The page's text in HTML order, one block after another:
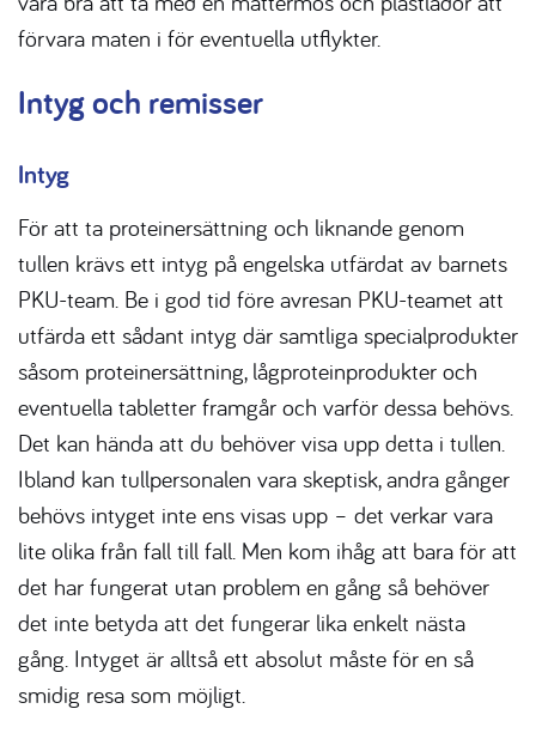
förvara maten i för eventuella utflykter.
Intyg och remisser
Intyg
För att ta proteinersättning och liknande genom
tullen krävs ett intyg på engelska utfärdat av barnets
PKU-team. Be i god tid före avresan PKU-teamet att
utfärda ett sådant intyg där samtliga specialprodukter
såsom proteinersättning, lågproteinprodukter och
eventuella tabletter framgår och varför dessa behövs.
Det kan hända att du behöver visa upp detta i tullen.
Ibland kan tullpersonalen vara skeptisk, andra gånger
behövs intyget inte ens visas upp – det verkar vara
lite olika från fall till fall. Men kom ihåg att bara för att
det har fungerat utan problem en gång så behöver
det inte betyda att det fungerar lika enkelt nästa
gång. Intyget är alltså ett absolut måste för en så
smidig resa som möjligt.